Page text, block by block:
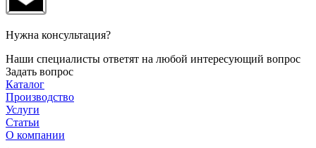
Нужна консультация?
Наши специалисты ответят на любой интересующий вопрос
Задать вопрос
Каталог
Производство
Услуги
Статьи
О компании